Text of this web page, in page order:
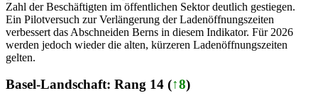
Zahl der Beschäftigten im öffentlichen Sektor deutlich gestiegen.
Ein Pilotversuch zur Verlängerung der Ladenöffnungszeiten
verbessert das Abschneiden Berns in diesem Indikator. Für 2026
werden jedoch wieder die alten, kürzeren Ladenöffnungszeiten
gelten.
Basel-Landschaft: Rang 14 (↑8)